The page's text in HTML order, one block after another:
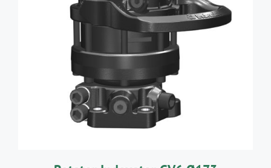
AJOUTER AU PANIER / DÉTAILS